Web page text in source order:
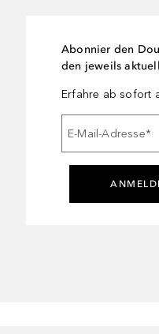
Abonnier den
den jeweils
Erfahre ab sofort
E-Mail-Adresse*